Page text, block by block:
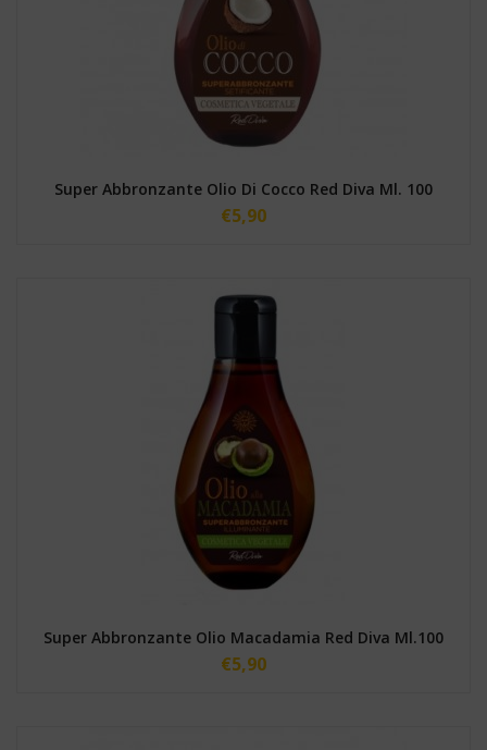
Super Abbronzante Olio Di Cocco Red Diva Ml. 100
€5,90
Super Abbronzante Olio Macadamia Red Diva Ml.100
€5,90